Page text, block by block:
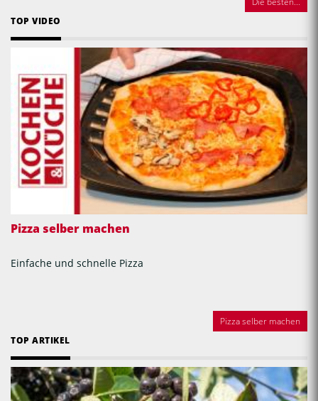
TOP VIDEO
Pizza selber machen
Einfache und schnelle Pizza
Pizza selber machen
TOP ARTIKEL